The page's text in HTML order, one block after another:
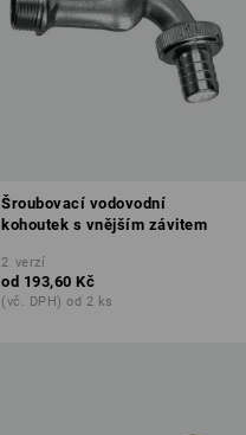
Šroubovací vodovodní
kohoutek s vnějším závitem
2 verzí
od 193,60 Kč
(vč. DPH) od 2 ks